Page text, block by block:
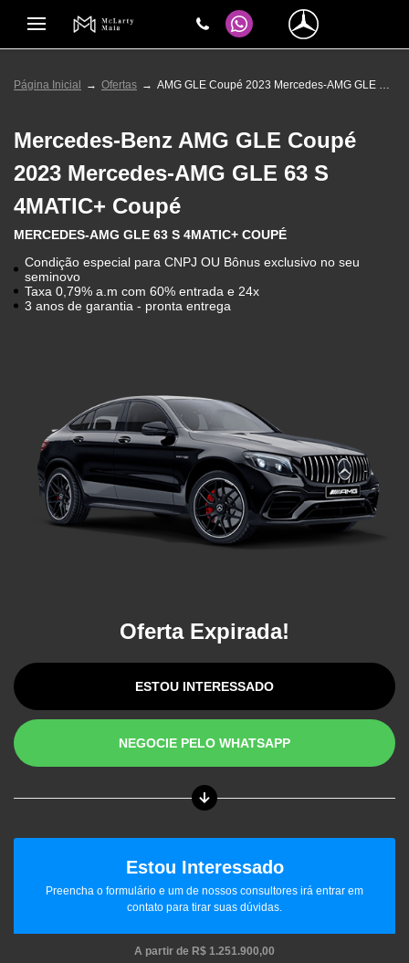
Página Inicial Ofertas AMG GLE Coupé 2023 Mercedes-AMG GLE 63 S 4MATIC+ Coupé
Mercedes-Benz AMG GLE Coupé
2023 Mercedes-AMG GLE 63 S
4MATIC+ Coupé
MERCEDES-AMG GLE 63 S 4MATIC+ COUPÉ
Condição especial para CNPJ OU Bônus exclusivo no seu
seminovo
Taxa 0,79% a.m com 60% entrada e 24x
3 anos de garantia - pronta entrega
Oferta Expirada!
ESTOU INTERESSADO
NEGOCIE PELO WHATSAPP
Estou Interessado
Preencha o formulário e um de nossos consultores irá entrar em
contato para tirar suas dúvidas.
A partir de R$ 1.251.900,00